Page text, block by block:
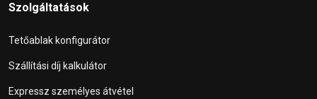
Szolgáltatások
Tetőablak konfigurátor
Szállítási díj kalkulátor
Expressz személyes átvétel